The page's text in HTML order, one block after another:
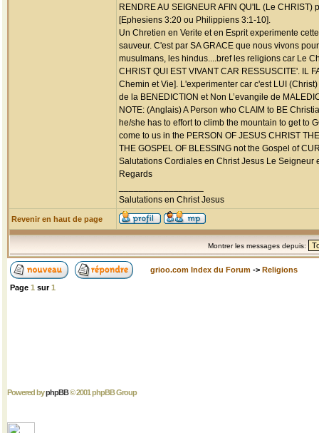
RENDRE AU SEIGNEUR AFIN QU'IL (Le
[Ephesiens 3:20 ou Philippiens 3:1-10].
Un Chretien en Verite et en Esprit experimente
sauveur. C'est par SA GRACE que nous vivons
musulmans, les hindus....bref les religions car Le
CHRIST QUI EST VIVANT CAR RESSUSCITE'. IL
Chemin et Vie]. L'experimenter car c'est LUI
de la BENEDICTION et Non L’evangile de
NOTE: (Anglais) A Person who CLAIM to BE
he/she has to effort to climb the mountain to get to
come to us in the PERSON OF JESUS CHRIST
THE GOSPEL OF BLESSING not the Gospel of
Salutations Cordiales en Christ Jesus Le Seigneur
Regards
Salutations en Christ Jesus
Revenir en haut de page
Montrer les messages depuis:
grioo.com Index du Forum -> Religions
Page 1 sur1
Powered byphpBB© 2001 phpBB Group